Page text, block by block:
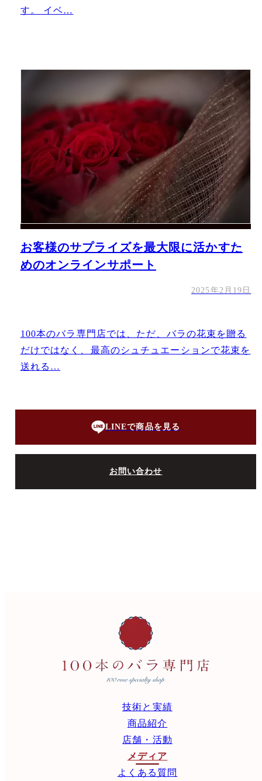
す。 イベ…
お客様のサプライズを最大限に活かすた
めのオンラインサポート
2025年2月19日
100本のバラ専門店では、ただ、バラの花束を贈る
だけではなく、最高のシュチュエーションで花束を
送れる…
LINEで商品を見る
お問い合わせ
技術と実績
商品紹介
店舗・活動
メディア
よくある質問